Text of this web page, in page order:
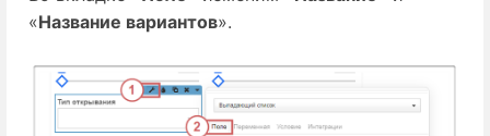
«Название вариантов».